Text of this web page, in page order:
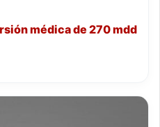
médica de 270 mdd